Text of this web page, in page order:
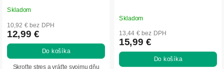
Priemerné
hodnotenie
produktu
je
5,0
Skladom
10,92 € bez DPH
12,99 €
Do košíka
Skroťte stres a vráťte svojmu dňu
Skladom
13,44 € bez DPH
15,99 €
Do košíka